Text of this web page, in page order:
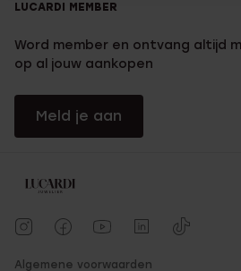
LUCARDI MEMBER
Word member en ontvang altijd
op al jouw aankopen
Meld je aan
Algemene voorwaarden